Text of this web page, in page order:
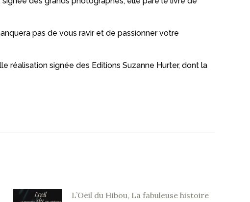
pas de vous ravir et de passionner votre
réalisation signée des Editions Suzanne Hurter, dont la
L’Oeil du Hibou, La fabuleuse histoire